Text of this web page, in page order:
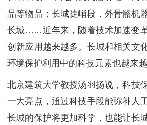
品等物品；长城陡峭段，外骨骼机
长城……近年来，随着技术加速变
创新应用越来越多。长城和相关文
环境保护利用中的科技元素也越来越
北京建筑大学教授汤羽扬说，科技
一大亮点，通过科技手段能弥补人
长城的保护将更加科学，也能让长